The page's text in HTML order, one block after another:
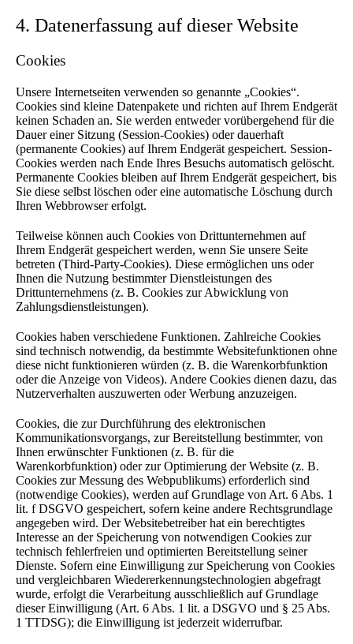
4. Datenerfassung auf dieser Website
Cookies
Unsere Internetseiten verwenden so genannte „Cookies“.
Cookies sind kleine Datenpakete und richten auf Ihrem Endgerät
keinen Schaden an. Sie werden entweder vorübergehend für die
Dauer einer Sitzung (Session-Cookies) oder dauerhaft
(permanente Cookies) auf Ihrem Endgerät gespeichert. Session-
Cookies werden nach Ende Ihres Besuchs automatisch gelöscht.
Permanente Cookies bleiben auf Ihrem Endgerät gespeichert, bis
Sie diese selbst löschen oder eine automatische Löschung durch
Ihren Webbrowser erfolgt.
Teilweise können auch Cookies von Drittunternehmen auf
Ihrem Endgerät gespeichert werden, wenn Sie unsere Seite
betreten (Third-Party-Cookies). Diese ermöglichen uns oder
Ihnen die Nutzung bestimmter Dienstleistungen des
Drittunternehmens (z. B. Cookies zur Abwicklung von
Zahlungsdienstleistungen).
Cookies haben verschiedene Funktionen. Zahlreiche Cookies
sind technisch notwendig, da bestimmte Websitefunktionen ohne
diese nicht funktionieren würden (z. B. die Warenkorbfunktion
oder die Anzeige von Videos). Andere Cookies dienen dazu, das
Nutzerverhalten auszuwerten oder Werbung anzuzeigen.
Cookies, die zur Durchführung des elektronischen
Kommunikationsvorgangs, zur Bereitstellung bestimmter, von
Ihnen erwünschter Funktionen (z. B. für die
Warenkorbfunktion) oder zur Optimierung der Website (z. B.
Cookies zur Messung des Webpublikums) erforderlich sind
(notwendige Cookies), werden auf Grundlage von Art. 6 Abs. 1
lit. f DSGVO gespeichert, sofern keine andere Rechtsgrundlage
angegeben wird. Der Websitebetreiber hat ein berechtigtes
Interesse an der Speicherung von notwendigen Cookies zur
technisch fehlerfreien und optimierten Bereitstellung seiner
Dienste. Sofern eine Einwilligung zur Speicherung von Cookies
und vergleichbaren Wiedererkennungstechnologien abgefragt
wurde, erfolgt die Verarbeitung ausschließlich auf Grundlage
dieser Einwilligung (Art. 6 Abs. 1 lit. a DSGVO und § 25 Abs.
1 TTDSG); die Einwilligung ist jederzeit widerrufbar.